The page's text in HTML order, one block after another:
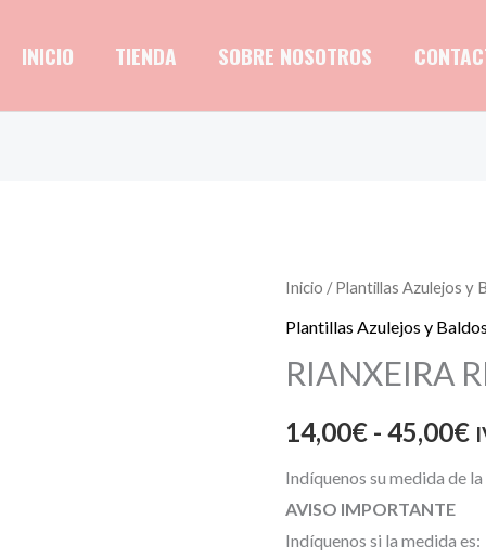
INICIO TIENDA SOBRE NOSOTROS
Inicio /Plantillas Azulejos y
Plantillas Azulejos y
RIANXEIRA
14,00€ - 45,00€
Indíquenos su medida de
AVISO IMPORTANTE
Indíquenos si la medida es:
RIANXEIRA
REF.046